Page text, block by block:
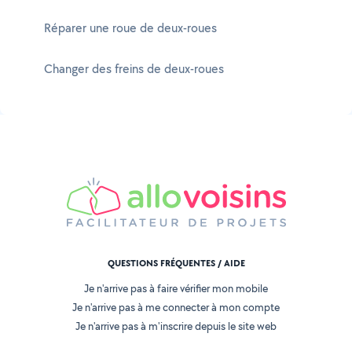
Réparer une roue de deux-roues
Changer des freins de deux-roues
QUESTIONS FRÉQUENTES / AIDE
Je n'arrive pas à faire vérifier mon mobile
Je n'arrive pas à me connecter à mon compte
Je n'arrive pas à m'inscrire depuis le site web